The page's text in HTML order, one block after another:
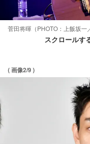
菅田将暉（PHOTO：上飯坂一
スクロールす
( 画像2/9 )